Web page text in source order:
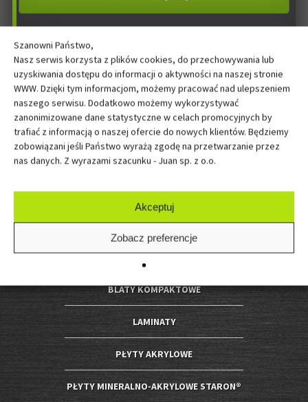
Szanowni Państwo,
Nasz serwis korzysta z plików cookies, do przechowywania lub
uzyskiwania dostępu do informacji o aktywności na naszej stronie
WWW. Dzięki tym informacjom, możemy pracować nad ulepszeniem
naszego serwisu. Dodatkowo możemy wykorzystywać
zanonimizowane dane statystyczne w celach promocyjnych by
trafiać z informacją o naszej ofercie do nowych klientów. Będziemy
zobowiązani jeśli Państwo wyrażą zgodę na przetwarzanie przez
nas danych. Z wyrazami szacunku - Juan sp. z o.o.
Akceptuj
Zobacz preferencje
BLATY PREMIUM
BLATY KUCHENNE, PANELE DEKORACYJNE,
PARAPETY WEWNĘTRZNE
BLATY KOMPAKTOWE
LAMINATY
PŁYTY AKRYLOWE
PŁYTY MINERALNO-AKRYLOWE STARON®